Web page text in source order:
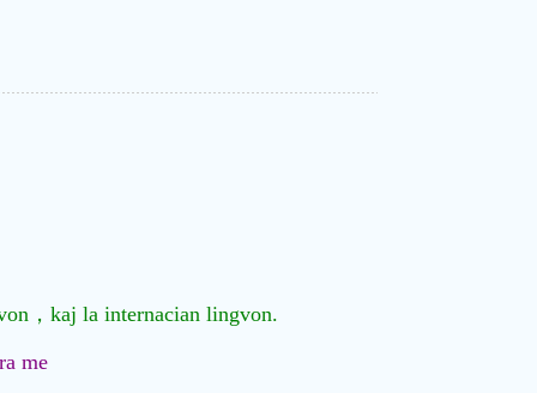
，kaj la internacian lingvon.
me